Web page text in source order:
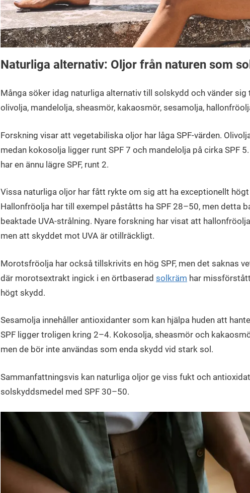
Naturliga alternativ: Oljor från naturen som
Många söker idag naturliga alternativ till solskydd och vänder
olivolja, mandelolja, sheasmör, kakaosmör, sesamolja,
Forskning visar att vegetabiliska oljor har låga SPF-värden.
medan kokosolja ligger runt SPF 7 och mandelolja på cirka SPF
har en ännu lägre SPF, runt 2.
Vissa naturliga oljor har fått rykte om sig att ha exceptionellt
Hallonfröolja har till exempel påståtts ha SPF 28–50, men detta
beaktade UVA-strålning. Nyare forskning har visat att
men att skyddet mot UVA är otillräckligt.
Morotsfröolja har också tillskrivits en hög SPF, men det saknas
där morotsextrakt ingick i en örtbaserad solkräm har
högt skydd.
Sesamolja innehåller antioxidanter som kan hjälpa huden att
SPF ligger troligen kring 2–4. Kokosolja, sheasmör och
men de bör inte användas som enda skydd vid stark sol.
Sammanfattningsvis kan naturliga oljor ge viss fukt och
solskyddsmedel med SPF 30–50.